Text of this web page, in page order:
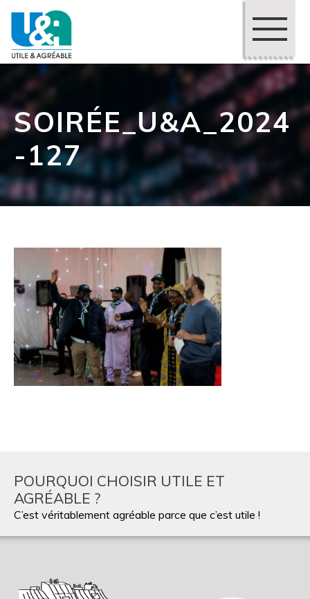
SOIRÉE_U&A_2024
-127
POURQUOI CHOISIR UTILE ET
AGRÉABLE ?
C’est véritablement agréable parce que c’est utile !